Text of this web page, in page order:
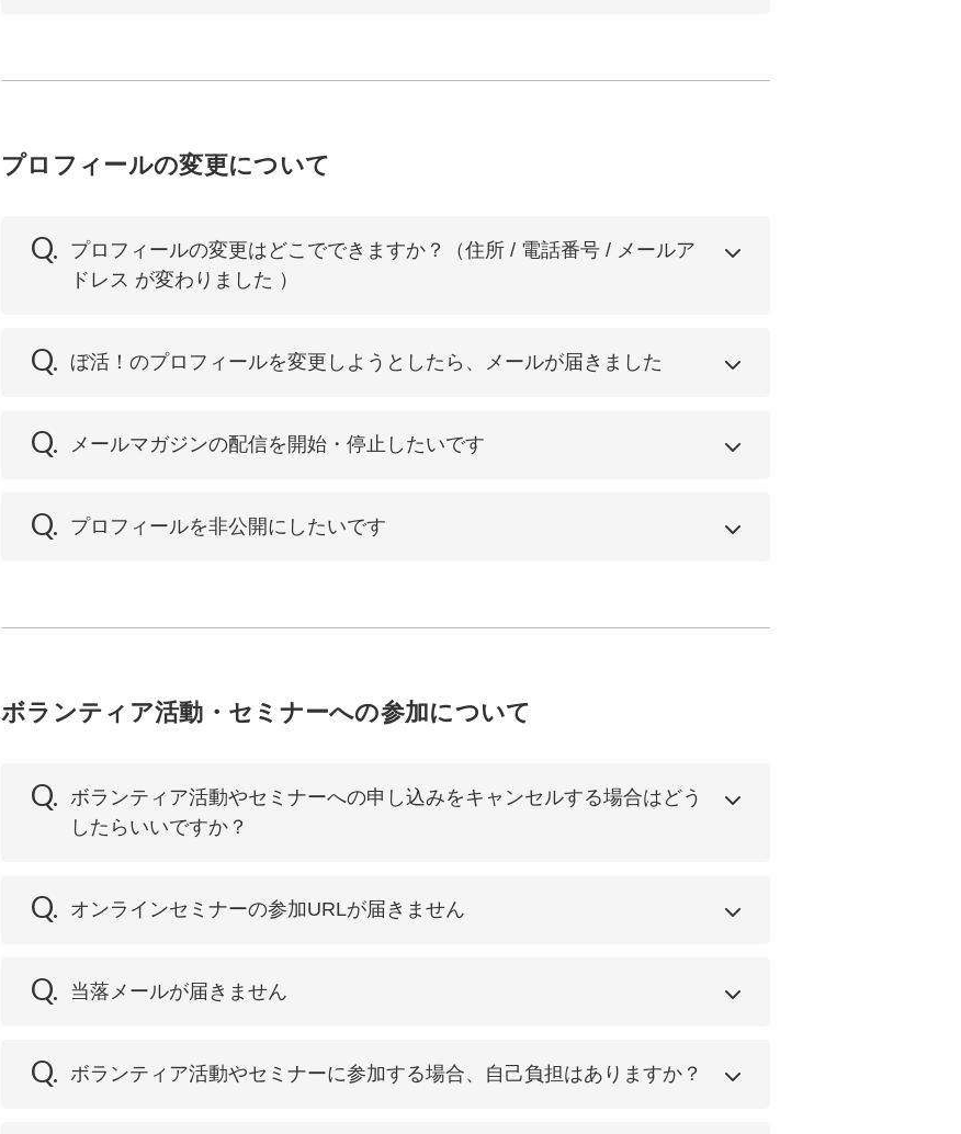
プロフィールの変更について
Q.
プロフィールの変更はどこでできますか？（住所 / 電話番号 / メールア
ドレス が変わりました ）
Q. ぼ活！のプロフィールを変更しようとしたら、メールが届きました
Q. メールマガジンの配信を開始・停止したいです
Q. プロフィールを非公開にしたいです
ボランティア活動・セミナーへの参加について
Q.
ボランティア活動やセミナーへの申し込みをキャンセルする場合はどう
したらいいですか？
Q. オンラインセミナーの参加URLが届きません
Q. 当落メールが届きません
Q. ボランティア活動やセミナーに参加する場合、自己負担はありますか？